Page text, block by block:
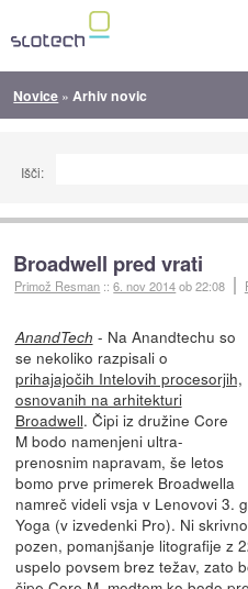
Novice » Arhiv novic
Išči:
Broadwell pred vrati
Primož Resman ::6. nov 2014ob 22:08
AnandTech - Na Anandtechu so
se nekoliko razpisali o
prihajajočih Intelovih procesorjih,
osnovanih na arhitekturi
Broadwell. Čipi iz družine Core
M bodo namenjeni ultra-
prenosnim napravam, še letos
bomo prve primerek Broadwella
namreč videli vsja v Lenovovi 3.
Yoga (v izvedenki Pro). Ni
pozen, pomanjšanje litografije z
uspelo povsem brez težav, zato